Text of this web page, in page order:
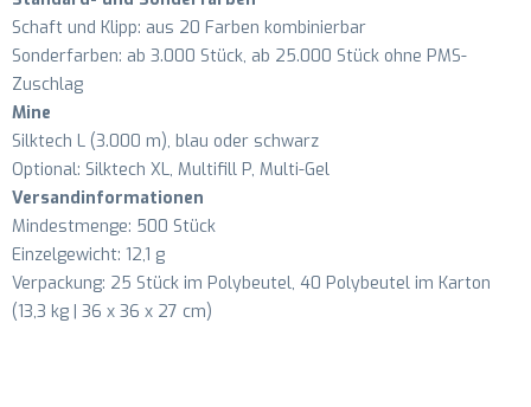
Schaft und Klipp: aus 20 Farben kombinierbar
Sonderfarben: ab 3.000 Stück, ab 25.000 Stück ohne PMS-
Zuschlag
Mine
Silktech L (3.000 m), blau oder schwarz
Optional: Silktech XL, Multifill P, Multi-Gel
Versandinformationen
Mindestmenge: 500 Stück
Einzelgewicht: 12,1 g
Verpackung: 25 Stück im Polybeutel, 40 Polybeutel im Karton
(13,3 kg | 36 x 36 x 27 cm)